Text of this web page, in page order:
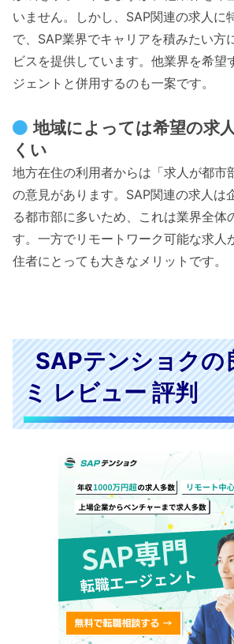
いません。しかし、SAP関連の求人に
で、SAP業界でキャリアを積みたい方
ビスを提供しています。他業界を希望
ジェントと併用するのも一案です。
地域によっては希望の求
くい
地方在住の利用者からは「求人が都市
の意見があります。SAP関連の求人は
る都市部に多いため、これは業界全体
す。一方でリモートワーク可能な求人
住者にとっても大きなメリットです。
SAPテンショクの
ミ レビュー 評判